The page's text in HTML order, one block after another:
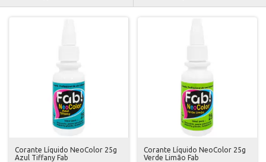
Corante Líquido NeoColor 25g
Azul Tiffany Fab
Corante Líquido NeoColor 25g
Verde Limão Fab